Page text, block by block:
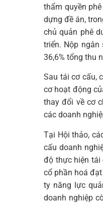
thẩm quyền
dựng đề án,
chủ quản phê
triển. Nộp
36,6% tổng thu
Sau tái cơ cấu,
cơ hoạt động
thay đổi về cơ
các doanh
Tại Hội thảo,
cấu doanh
độ thực hiện tái
cổ phần hoá
ty năng lực
doanh nghiệp